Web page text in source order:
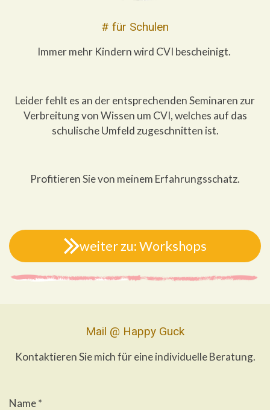
# für Schulen
Immer mehr Kindern wird CVI bescheinigt.
Leider fehlt es an der entsprechenden Seminaren zur
Verbreitung von Wissen um CVI, welches auf das
schulische Umfeld zugeschnitten ist.
Profitieren Sie von meinem Erfahrungsschatz.
weiter zu: Workshops
Mail @ Happy Guck
Kontaktieren Sie mich für eine individuelle Beratung.
Name *